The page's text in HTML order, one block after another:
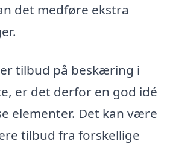
det medføre ekstra
tilbud på beskæring i
er det derfor en god idé
elementer. Det kan være
tilbud fra forskellige